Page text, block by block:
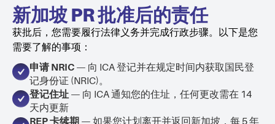
新加坡 PR 批准后的责任
获批后，您需要履行法律义务并完成行政步骤。以下是您
需要了解的事项：
申请 NRIC — 向 ICA 登记并在规定时间内获取国民登
记身份证 (NRIC)。
登记住址 — 向 ICA 通知您的住址，任何更改需在 14
天内更新
REP 卡续期 — 如果您计划离开并返回新加坡，每 5 年